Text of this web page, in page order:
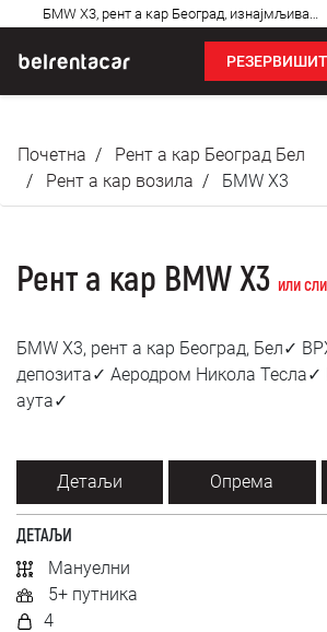
БМW X3, рент а кар Београд, изнајмљивање аута: Бел✓
Цене
О нама
Најчешћа питања
Блог
SRPSKI
СРПСКИ
ENGLISH
Почетна
Рент а кар Београд Бел
Рент а кар возила
БМW X3
Рент а кар BMW X3 или
БМW X3, рент а кар Београд, Бел✓
депозита✓ Аеродром Никола
аута✓
Детаљи Опрема
ДЕТАЉИ
Мануелни
5+ путника
4